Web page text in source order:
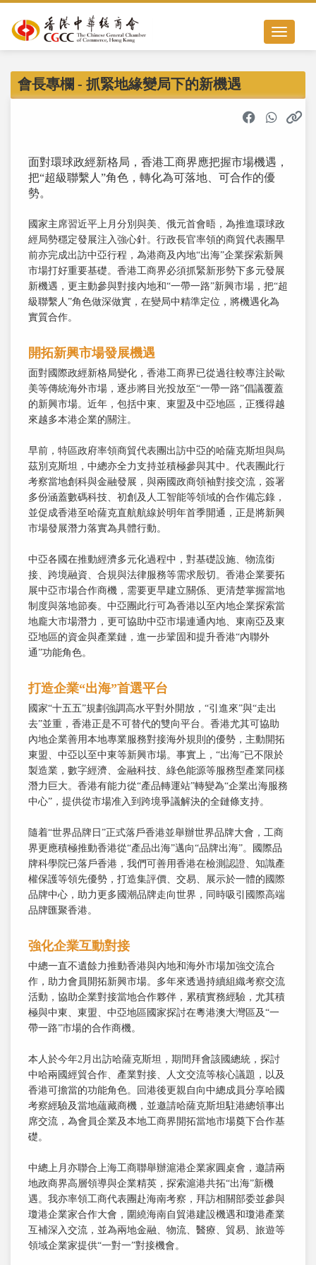
Toggle
會長專欄 - 抓緊地緣變局下的新機遇
面對環球政經新格局，香港工商界應把握市場機遇，
把“超級聯繫人”角色，轉化為可落地、可合作的優
勢。
國家主席習近平上月分別與美、俄元首會晤，為推進環球政
經局勢穩定發展注入強心針。行政長官率領的商貿代表團早
前亦完成出訪中亞行程，為港商及內地“出海”企業探索新興
市場打好重要基礎。香港工商界必須抓緊新形勢下多元發展
新機遇，更主動參與對接內地和“一帶一路”新興市場，把“超
級聯繫人”角色做深做實，在變局中精準定位，將機遇化為
實質合作。
開拓新興市場發展機遇
面對國際政經新格局變化，香港工商界已從過往較專注於歐
美等傳統海外市場，逐步將目光投放至“一帶一路”倡議覆蓋
的新興市場。近年，包括中東、東盟及中亞地區，正獲得越
來越多本港企業的關注。
早前，特區政府率領商貿代表團出訪中亞的哈薩克斯坦與烏
茲別克斯坦，中總亦全力支持並積極參與其中。代表團此行
考察當地創科與金融發展，與兩國政商領袖對接交流，簽署
多份涵蓋數碼科技、初創及人工智能等領域的合作備忘錄，
並促成香港至哈薩克直航航線於明年首季開通，正是將新興
市場發展潛力落實為具體行動。
中亞各國在推動經濟多元化過程中，對基礎設施、物流銜
接、跨境融資、合規與法律服務等需求殷切。香港企業要拓
展中亞市場合作商機，需要更早建立關係、更清楚掌握當地
制度與落地節奏。中亞團此行可為香港以至內地企業探索當
地龐大市場潛力，更可協助中亞市場連通內地、東南亞及東
亞地區的資金與產業鏈，進一步鞏固和提升香港“內聯外
通”功能角色。
打造企業“出海”首選平台
國家“十五五”規劃強調高水平對外開放，“引進來”與“走出
去”並重，香港正是不可替代的雙向平台。香港尤其可協助
內地企業善用本地專業服務對接海外規則的優勢，主動開拓
東盟、中亞以至中東等新興市場。事實上，“出海”已不限於
製造業，數字經濟、金融科技、綠色能源等服務型產業同樣
潛力巨大。香港有能力從“產品轉運站”轉變為“企業出海服務
中心”，提供從市場准入到跨境爭議解決的全鏈條支持。
隨着“世界品牌日”正式落戶香港並舉辦世界品牌大會，工商
界更應積極推動香港從“產品出海”邁向“品牌出海”。國際品
牌科學院已落戶香港，我們可善用香港在檢測認證、知識產
權保護等領先優勢，打造集評價、交易、展示於一體的國際
品牌中心，助力更多國潮品牌走向世界，同時吸引國際高端
品牌匯聚香港。
強化企業互動對接
中總一直不遺餘力推動香港與內地和海外市場加強交流合
作，助力會員開拓新興市場。多年來透過持續組織考察交流
活動，協助企業對接當地合作夥伴，累積實務經驗，尤其積
極與中東、東盟、中亞地區國家探討在粵港澳大灣區及“一
帶一路”市場的合作商機。
本人於今年2月出訪哈薩克斯坦，期間拜會該國總統，探討
中哈兩國經貿合作、產業對接、人文交流等核心議題，以及
香港可擔當的功能角色。回港後更親自向中總成員分享哈國
考察經驗及當地蘊藏商機，並邀請哈薩克斯坦駐港總領事出
席交流，為會員企業及本地工商界開拓當地市場奠下合作基
礎。
中總上月亦聯合上海工商聯舉辦滬港企業家圓桌會，邀請兩
地政商界高層領導與企業精英，探索滬港共拓“出海”新機
遇。我亦率領工商代表團赴海南考察，拜訪相關部委並參與
瓊港企業家合作大會，圍繞海南自貿港建設機遇和瓊港產業
互補深入交流，並為兩地金融、物流、醫療、貿易、旅遊等
領域企業家提供“一對一”對接機會。